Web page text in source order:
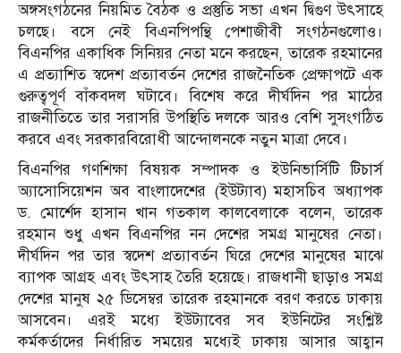
অঙ্গসংগঠনের নিয়মিত বৈঠক ও প্রস্তুতি সভা এখন দ্বিগুণ উৎসাহে
চলছে। বসে নেই বিএনপিপন্থি পেশাজীবী সংগঠনগুলোও।
বিএনপির একাধিক সিনিয়র নেতা মনে করছেন, তারেক রহমানের
এ প্রত্যাশিত স্বদেশ প্রত্যাবর্তন দেশের রাজনৈতিক প্রেক্ষাপটে এক
গুরুত্বপূর্ণ বাঁকবদল ঘটাবে। বিশেষ করে দীর্ঘদিন পর মাঠের
রাজনীতিতে তার সরাসরি উপস্থিতি দলকে আরও বেশি সুসংগঠিত
করবে এবং সরকারবিরোধী আন্দোলনকে নতুন মাত্রা দেবে।
বিএনপির গণশিক্ষা বিষয়ক সম্পাদক ও ইউনিভার্সিটি টিচার্স
অ্যাসোসিয়েশন অব বাংলাদেশের (ইউট্যাব) মহাসচিব অধ্যাপক
ড. মোর্শেদ হাসান খান গতকাল কালবেলাকে বলেন, তারেক
রহমান শুধু এখন বিএনপির নন দেশের সমগ্র মানুষের নেতা।
দীর্ঘদিন পর তার স্বদেশ প্রত্যাবর্তন ঘিরে দেশের মানুষের মাঝে
ব্যাপক আগ্রহ এবং উৎসাহ তৈরি হয়েছে। রাজধানী ছাড়াও সমগ্র
দেশের মানুষ ২৫ ডিসেম্বর তারেক রহমানকে বরণ করতে ঢাকায়
আসবেন। এরই মধ্যে ইউট্যাবের সব ইউনিটের সংশ্লিষ্ট
কর্মকর্তাদের নির্ধারিত সময়ের মধ্যেই ঢাকায় আসার আহ্বান